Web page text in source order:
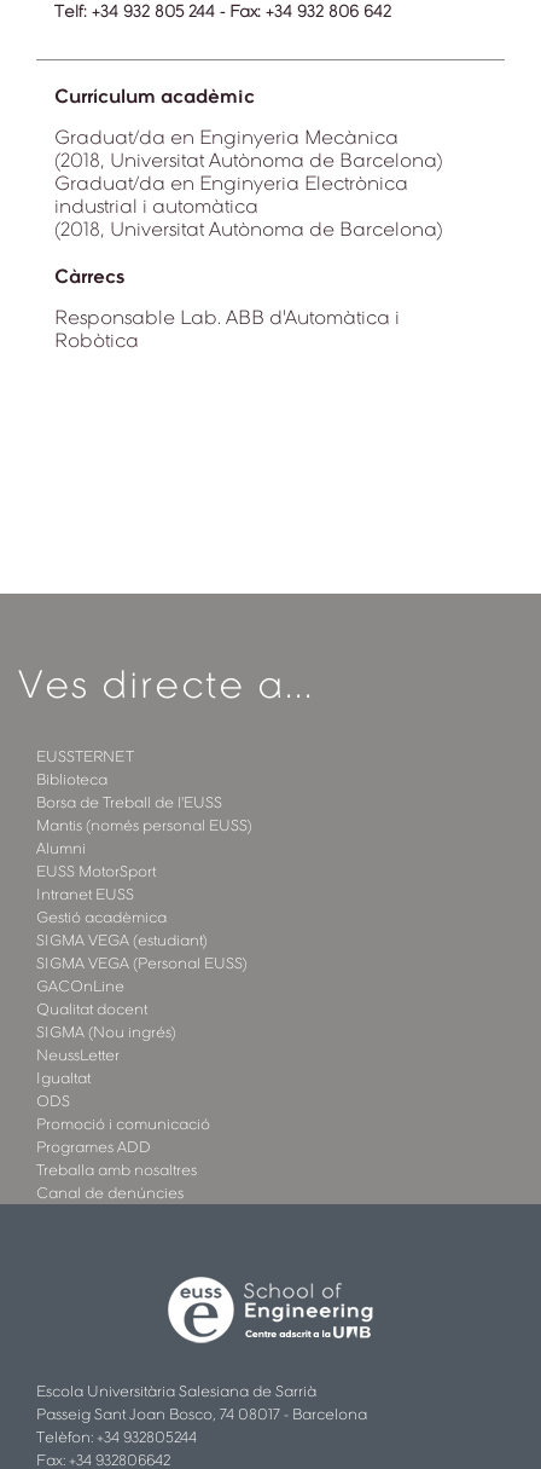
Telf: +34 932 805 244 - Fax: +34 932 806 642
Currículum acadèmic
Graduat/da en Enginyeria Mecànica
(2018, Universitat Autònoma de Barcelona)
Graduat/da en Enginyeria Electrònica
industrial i automàtica
(2018, Universitat Autònoma de Barcelona)
Càrrecs
Responsable Lab. ABB d'Automàtica i
Robòtica
Ves directe a...
EUSSTERNET
Biblioteca
Borsa de Treball de l'EUSS
Mantis (només personal EUSS)
Alumni
EUSS MotorSport
Intranet EUSS
Gestió acadèmica
SIGMA VEGA (estudiant)
SIGMA VEGA (Personal EUSS)
GACOnLine
Qualitat docent
SIGMA (Nou ingrés)
NeussLetter
Igualtat
ODS
Promoció i comunicació
Programes ADD
Treballa amb nosaltres
Canal de denúncies
Escola Universitària Salesiana de Sarrià
Passeig Sant Joan Bosco, 74 08017 - Barcelona
Telèfon: +34 932805244
Fax: +34 932806642